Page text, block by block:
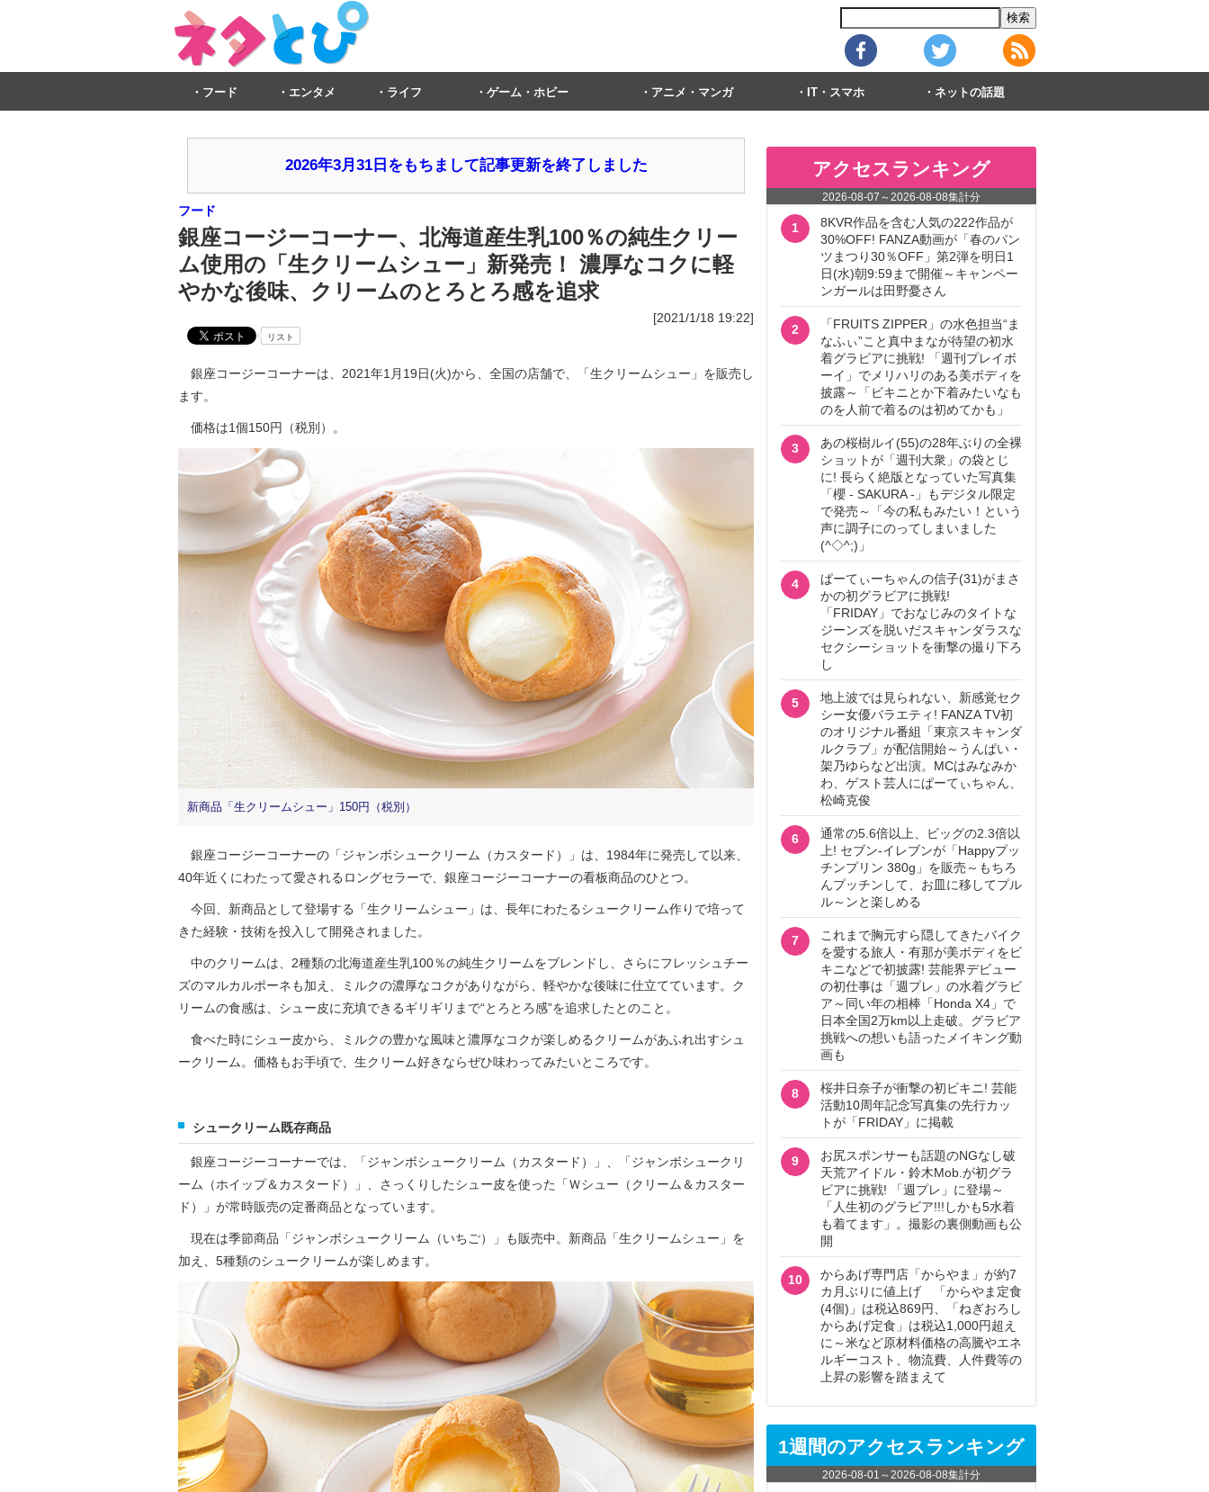
フード エンタメ ライフ ゲーム・ホビー アニメ・マンガ IT・スマホ ネットの話題
2026年3月31日をもちまして記事更新を終了しました
フード
銀座コージーコーナー、北海道産生乳100％の純生クリー
ム使用の「生クリームシュー」新発売！ 濃厚なコクに軽
やかな後味、クリームのとろとろ感を追求
[2021/1/18 19:22]
リスト
銀座コージーコーナーは、2021年1月19日(火)から、全国の店舗で、「生クリームシュー」を販売し
ます。
価格は1個150円（税別）。
新商品「生クリームシュー」150円（税別）
銀座コージーコーナーの「ジャンボシュークリーム（カスタード）」は、1984年に発売して以来、
40年近くにわたって愛されるロングセラーで、銀座コージーコーナーの看板商品のひとつ。
今回、新商品として登場する「生クリームシュー」は、長年にわたるシュークリーム作りで培って
きた経験・技術を投入して開発されました。
中のクリームは、2種類の北海道産生乳100％の純生クリームをブレンドし、さらにフレッシュチー
ズのマルカルポーネも加え、ミルクの濃厚なコクがありながら、軽やかな後味に仕立てています。ク
リームの食感は、シュー皮に充填できるギリギリまで“とろとろ感”を追求したとのこと。
食べた時にシュー皮から、ミルクの豊かな風味と濃厚なコクが楽しめるクリームがあふれ出すシュ
ークリーム。価格もお手頃で、生クリーム好きならぜひ味わってみたいところです。
シュークリーム既存商品
銀座コージーコーナーでは、「ジャンボシュークリーム（カスタード）」、「ジャンボシュークリ
ーム（ホイップ＆カスタード）」、さっくりしたシュー皮を使った「Ｗシュー（クリーム＆カスター
ド）」が常時販売の定番商品となっています。
現在は季節商品「ジャンボシュークリーム（いちご）」も販売中。新商品「生クリームシュー」を
加え、5種類のシュークリームが楽しめます。
アクセスランキング
2026-08-07 ～2026-08-08集計分
1
8KVR作品を含む人気の222作品が
30%OFF! FANZA動画が「春のパン
ツまつり30％OFF」第2弾を明日1
日(水)朝9:59まで開催～キャンペー
ンガールは田野憂さん
2
「FRUITS ZIPPER」の水色担当“ま
なふぃ”こと真中まなが待望の初水
着グラビアに挑戦! 「週刊プレイボ
ーイ」でメリハリのある美ボディを
披露～「ビキニとか下着みたいなも
のを人前で着るのは初めてかも」
3
あの桜樹ルイ(55)の28年ぶりの全裸
ショットが「週刊大衆」の袋とじ
に! 長らく絶版となっていた写真集
「櫻 - SAKURA -」もデジタル限定
で発売～「今の私もみたい！という
声に調子にのってしまいました
(^◇^;)」
4
ぱーてぃーちゃんの信子(31)がまさ
かの初グラビアに挑戦!
「FRIDAY」でおなじみのタイトな
ジーンズを脱いだスキャンダラスな
セクシーショットを衝撃の撮り下ろ
し
5
地上波では見られない、新感覚セク
シー女優バラエティ! FANZA TV初
のオリジナル番組「東京スキャンダ
ルクラブ」が配信開始～うんぱい・
架乃ゆらなど出演。MCはみなみか
わ、ゲスト芸人にぱーてぃちゃん、
松崎克俊
6
通常の5.6倍以上、ビッグの2.3倍以
上! セブン‐イレブンが「Happyプッ
チンプリン 380g」を販売～もちろ
んプッチンして、お皿に移してプル
ル～ンと楽しめる
7
これまで胸元すら隠してきたバイク
を愛する旅人・有那が美ボディをビ
キニなどで初披露! 芸能界デビュー
の初仕事は「週プレ」の水着グラビ
ア～同い年の相棒「Honda X4」で
日本全国2万km以上走破。グラビア
挑戦への想いも語ったメイキング動
画も
8
桜井日奈子が衝撃の初ビキニ! 芸能
活動10周年記念写真集の先行カッ
トが「FRIDAY」に掲載
9
お尻スポンサーも話題のNGなし破
天荒アイドル・鈴木Mob.が初グラ
ビアに挑戦! 「週プレ」に登場～
「人生初のグラビア!!!しかも5水着
も着てます」。撮影の裏側動画も公
開
10
からあげ専門店「からやま」が約7
カ月ぶりに値上げ 「からやま定食
(4個)」は税込869円、「ねぎおろし
からあげ定食」は税込1,000円超え
に～米など原材料価格の高騰やエネ
ルギーコスト、物流費、人件費等の
上昇の影響を踏まえて
1週間のアクセスランキング
2026-08-01 ～2026-08-08集計分